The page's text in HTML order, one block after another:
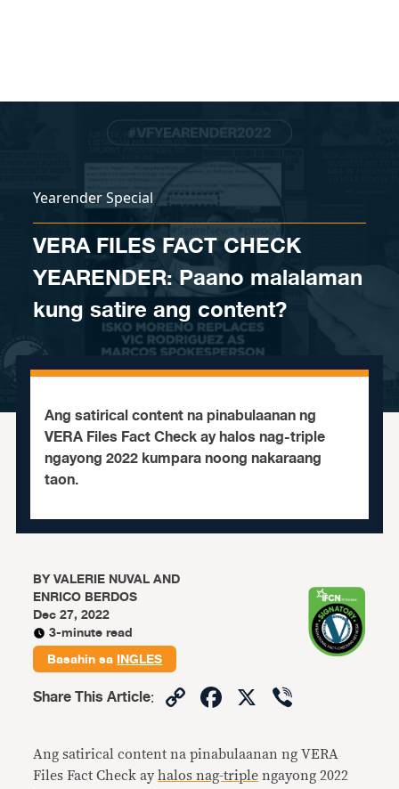
Yearender Special
VERA FILES FACT CHECK
YEARENDER: Paano malalaman
kung satire ang content?
Ang satirical content na pinabulaanan ng
VERA Files Fact Check ay halos nag-triple
ngayong 2022 kumpara noong nakaraang
taon.
BYVALERIE NUVAL AND
ENRICO BERDOS
Dec 27, 2022
3-minute read
Basahin saINGLES
Share This Article: CopyFacebook
X
Ang satirical content na pinabulaanan ng VERA
Files Fact Check ayhalos nag-triple ngayong 2022